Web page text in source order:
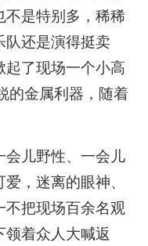
不是特别多，稀稀
队还是演得挺卖
了现场一个小高
的金属利器，随着
儿野性、一会儿
，迷离的眼神、
把现场百余名观
着众人大喊返